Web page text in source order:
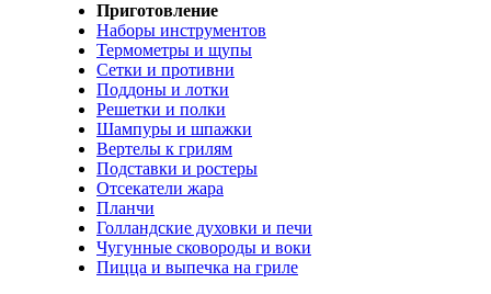
Приготовление
Наборы инструментов
Термометры и щупы
Сетки и противни
Поддоны и лотки
Решетки и полки
Шампуры и шпажки
Вертелы к грилям
Подставки и ростеры
Отсекатели жара
Планчи
Голландские духовки и печи
Чугунные сковороды и воки
Пицца и выпечка на гриле